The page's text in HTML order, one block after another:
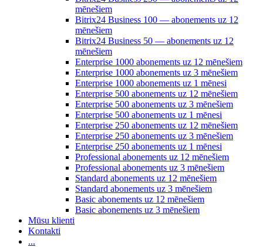
mēnešiem
Bitrix24 Business 100 — abonements uz 12
mēnešiem
Bitrix24 Business 50 — abonements uz 12
mēnešiem
Enterprise 1000 abonements uz 12 mēnešiem
Enterprise 1000 abonements uz 3 mēnešiem
Enterprise 1000 abonements uz 1 mēnesi
Enterprise 500 abonements uz 12 mēnešiem
Enterprise 500 abonements uz 3 mēnešiem
Enterprise 500 abonements uz 1 mēnesi
Enterprise 250 abonements uz 12 mēnešiem
Enterprise 250 abonements uz 3 mēnešiem
Enterprise 250 abonements uz 1 mēnesi
Professional abonements uz 12 mēnešiem
Professional abonements uz 3 mēnešiem
Standard abonements uz 12 mēnešiem
Standard abonements uz 3 mēnešiem
Basic abonements uz 12 mēnešiem
Basic abonements uz 3 mēnešiem
Mūsu klienti
Kontakti
...